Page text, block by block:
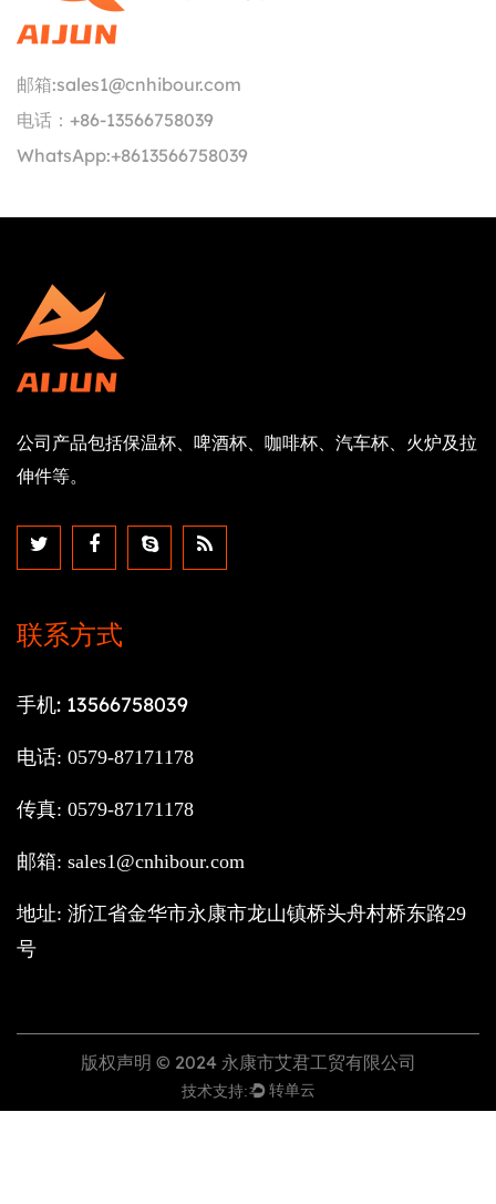
邮箱:sales1@cnhibour.com
电话： +86-13566758039
WhatsApp:+8613566758039
公司产品包括保温杯、啤酒杯、咖啡杯、汽车杯、火炉及拉
伸件等。
联系方式
手机: 13566758039
电话: 0579-87171178
传真: 0579-87171178
邮箱: sales1@cnhibour.com
地址: 浙江省金华市永康市龙山镇桥头舟村桥东路29
号
版权声明 © 2024 永康市艾君工贸有限公司